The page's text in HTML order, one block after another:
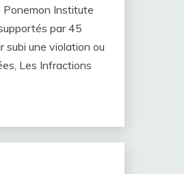
Ponemon Institute
par 45
subi une violation ou
Les Infractions